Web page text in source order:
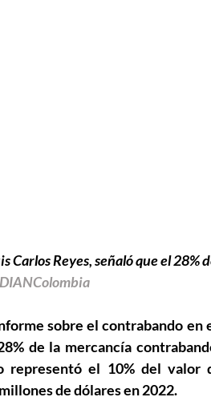
Carlos Reyes, señaló que el
sobre el contrabando en
de la mercancía
representó el 10% del valor
de dólares en 2022.